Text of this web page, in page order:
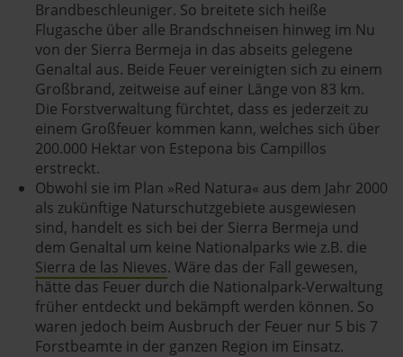
Brandbeschleuniger. So breitete sich heiße
Flugasche über alle Brandschneisen hinweg im Nu
von der Sierra Bermeja in das abseits gelegene
Genaltal aus. Beide Feuer vereinigten sich zu einem
Großbrand, zeitweise auf einer Länge von 83 km.
Die Forstverwaltung fürchtet, dass es jederzeit zu
einem Großfeuer kommen kann, welches sich über
200.000 Hektar von Estepona bis Campillos
erstreckt.
Obwohl sie im Plan »Red Natura« aus dem Jahr 2000
als zukünftige Naturschutzgebiete ausgewiesen
sind, handelt es sich bei der Sierra Bermeja und
dem Genaltal um keine Nationalparks wie z.B. die
Sierra de las Nieves. Wäre das der Fall gewesen,
hätte das Feuer durch die Nationalpark-Verwaltung
früher entdeckt und bekämpft werden können. So
waren jedoch beim Ausbruch der Feuer nur 5 bis 7
Forstbeamte in der ganzen Region im Einsatz.